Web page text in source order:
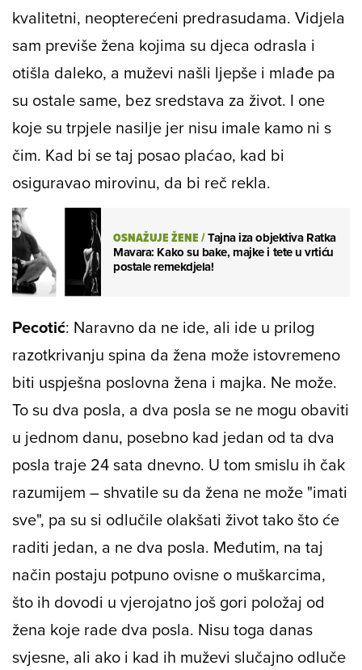
kvalitetni, neopterećeni predrasudama. Vidjela
sam previše žena kojima su djeca odrasla i
otišla daleko, a muževi našli ljepše i mlađe pa
su ostale same, bez sredstava za život. I one
koje su trpjele nasilje jer nisu imale kamo ni s
čim. Kad bi se taj posao plaćao, kad bi
osiguravao mirovinu, da bi reč rekla.
OSNAŽUJE ŽENE/Tajna iza objektiva Ratka
Mavara: Kako su bake, majke i tete u vrtiću
postale remekdjela!
Pecotić: Naravno da ne ide, ali ide u prilog
razotkrivanju spina da žena može istovremeno
biti uspješna poslovna žena i majka. Ne može.
To su dva posla, a dva posla se ne mogu obaviti
u jednom danu, posebno kad jedan od ta dva
posla traje 24 sata dnevno. U tom smislu ih čak
razumijem – shvatile su da žena ne može "imati
sve", pa su si odlučile olakšati život tako što će
raditi jedan, a ne dva posla. Međutim, na taj
način postaju potpuno ovisne o muškarcima,
što ih dovodi u vjerojatno još gori položaj od
žena koje rade dva posla. Nisu toga danas
svjesne, ali ako i kad ih muževi slučajno odluče